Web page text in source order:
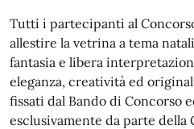
Tutti i partecipanti al
allestire la vetrina a tema
fantasia e libera
eleganza, creatività ed
fissati dal Bando di Concorso
esclusivamente da parte della